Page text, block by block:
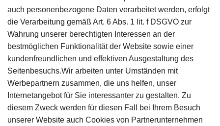
auch personenbezogene Daten verarbeitet werden, erfolgt
die Verarbeitung gemäß Art. 6 Abs. 1 lit. f DSGVO zur
Wahrung unserer berechtigten Interessen an der
bestmöglichen Funktionalität der Website sowie einer
kundenfreundlichen und effektiven Ausgestaltung des
Seitenbesuchs.Wir arbeiten unter Umständen mit
Werbepartnern zusammen, die uns helfen, unser
Internetangebot für Sie interessanter zu gestalten. Zu
diesem Zweck werden für diesen Fall bei Ihrem Besuch
unserer Website auch Cookies von Partnerunternehmen